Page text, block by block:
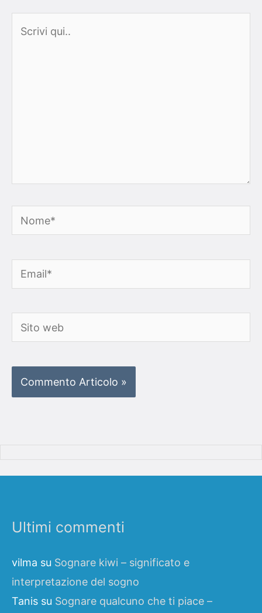
Nome*
Email*
Sito
web
Ultimi commenti
vilma su Sognare kiwi – significato e
interpretazione del sogno
Tanis su Sognare qualcuno che ti piace –